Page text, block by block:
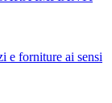
e forniture ai sensi